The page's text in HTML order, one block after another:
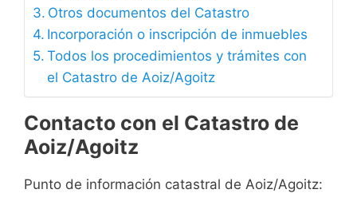
Otros documentos del Catastro
Incorporación o inscripción de inmuebles
Todos los procedimientos y trámites con
el Catastro de Aoiz/Agoitz
Contacto con el Catastro de
Aoiz/Agoitz
Punto de información catastral de Aoiz/Agoitz: